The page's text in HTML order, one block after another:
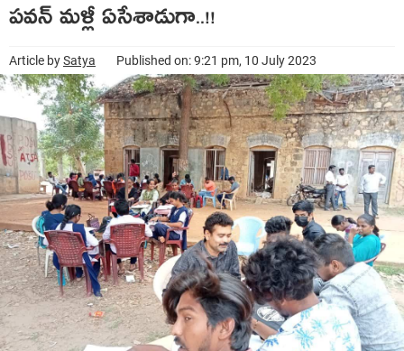
ప‌వ‌న్ మ‌ళ్లీ ఏసేశాడుగా..!!
Article bySatya Published on: 9:21 pm, 10 July 2023